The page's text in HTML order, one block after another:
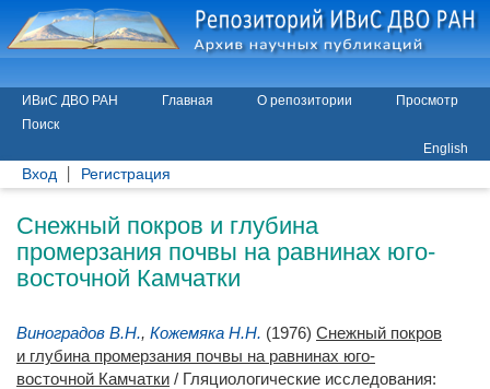
ИВиС ДВО РАН Главная О репозитории
Просмотр
Поиск
English
Вход Регистрация
Снежный покров и глубина
промерзания почвы на равнинах юго-
восточной Камчатки
Виноградов В.Н., Кожемяка Н.Н. (1976) Снежный покров
и глубина промерзания почвы на равнинах юго-
восточной Камчатки / Гляциологические исследования: